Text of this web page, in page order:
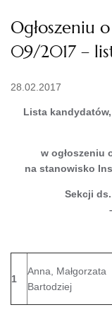
Ogłoszeniu
09/2017 –
28.02.2017
Lista
w ogłoszeniu
na stanowisko
Sekcji
1
Anna, Małgorzata
Bartodziej